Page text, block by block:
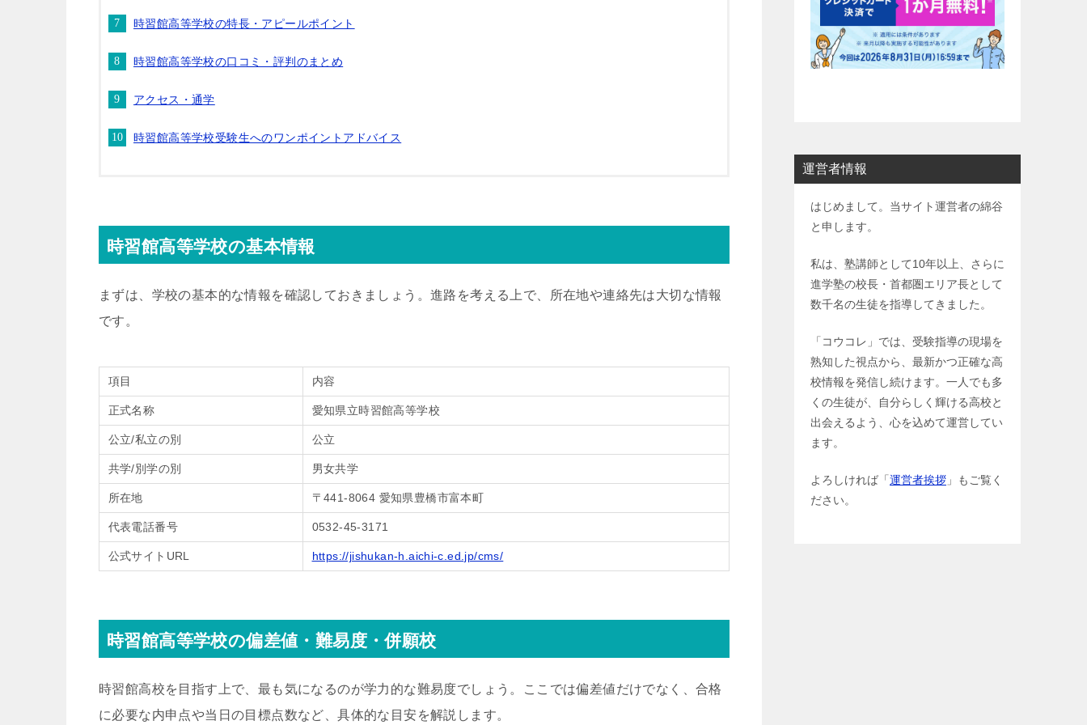
時習館高等学校の特長・アピールポイント
時習館高等学校の口コミ・評判のまとめ
アクセス・通学
時習館高等学校受験生へのワンポイントアドバイス
時習館高等学校の基本情報
まずは、学校の基本的な情報を確認しておきましょう。進路を考える上で、所在地や連絡先は大切な情報
です。
項目 内容
正式名称 愛知県立時習館高等学校
公立/私立の別 公立
共学/別学の別 男女共学
所在地 〒441-8064 愛知県豊橋市富本町
代表電話番号 0532-45-3171
公式サイトURL https://jishukan-h.aichi-c.ed.jp/cms/
時習館高等学校の偏差値・難易度・併願校
時習館高校を目指す上で、最も気になるのが学力的な難易度でしょう。ここでは偏差値だけでなく、合格
に必要な内申点や当日の目標点数など、具体的な目安を解説します。
運営者情報
はじめまして。当サイト運営者の綿谷
と申します。
私は、塾講師として10年以上、さらに
進学塾の校長・首都圏エリア長として
数千名の生徒を指導してきました。
「コウコレ」では、受験指導の現場を
熟知した視点から、最新かつ正確な高
校情報を発信し続けます。一人でも多
くの生徒が、自分らしく輝ける高校と
出会えるよう、心を込めて運営してい
ます。
よろしければ「運営者挨拶 」もご覧く
ださい。